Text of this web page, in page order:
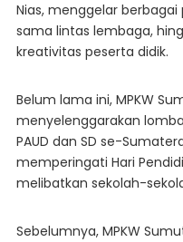
Nias, menggelar
sama lintas lembaga,
kreativitas peserta didik.
Belum lama ini, MPKW
menyelenggarakan
PAUD dan SD se-
memperingati Hari
melibatkan sekolah-
Sebelumnya, MPKW